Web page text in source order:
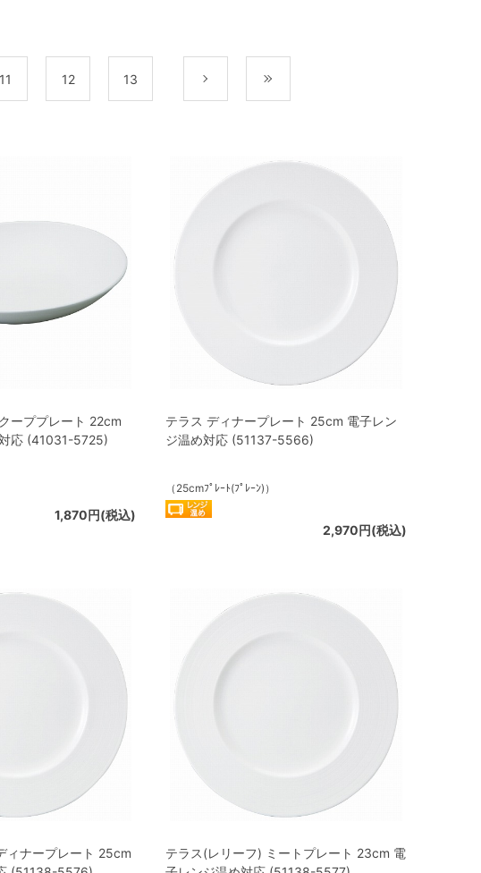
11 12 13
ーププレート 22cm
応 (41031-5725)
1,870円(税込)
テラス ディナープレート 25cm 電子レン
ジ温め対応 (51137-5566)
（25cmﾌﾟﾚｰﾄ(ﾌﾟﾚｰﾝ)）
2,970円(税込)
ィナープレート 25cm
テラス(レリーフ) ミートプレート 23cm 電